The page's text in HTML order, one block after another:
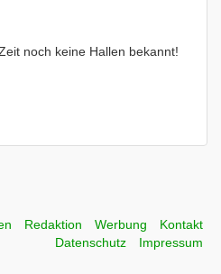
noch keine Hallen bekannt!
Redaktion Werbung
Kontakt
Datenschutz
Impressum